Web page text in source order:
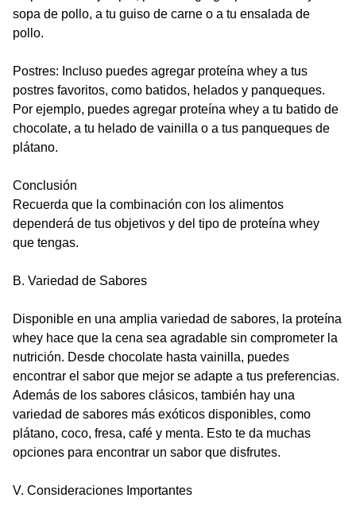
sopa de pollo, a tu guiso de carne o a tu ensalada de
pollo.
Postres: Incluso puedes agregar proteína whey a tus
postres favoritos, como batidos, helados y panqueques.
Por ejemplo, puedes agregar proteína whey a tu batido de
chocolate, a tu helado de vainilla o a tus panqueques de
plátano.
Conclusión
Recuerda que la combinación con los alimentos
dependerá de tus objetivos y del tipo de proteína whey
que tengas.
B. Variedad de Sabores
Disponible en una amplia variedad de sabores, la proteína
whey hace que la cena sea agradable sin comprometer la
nutrición. Desde chocolate hasta vainilla, puedes
encontrar el sabor que mejor se adapte a tus preferencias.
Además de los sabores clásicos, también hay una
variedad de sabores más exóticos disponibles, como
plátano, coco, fresa, café y menta. Esto te da muchas
opciones para encontrar un sabor que disfrutes.
V. Consideraciones Importantes